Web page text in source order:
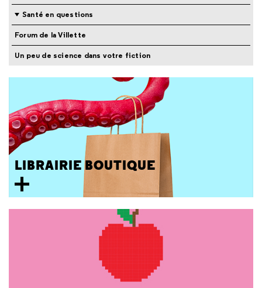
Santé en questions
Forum de la Villette
Un peu de science dans votre fiction
LIBRAIRIE BOUTIQUE